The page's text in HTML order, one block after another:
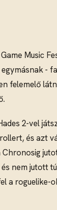
Music
-
2-vel
és azt
nem jutott
roguelike-